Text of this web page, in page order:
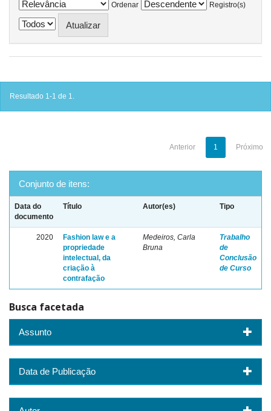
Ordenar
Registro(s)
Resultado 1-1 de 1.
Anterior 1 Próximo
Conjunto de itens:
Data do
documento
Título Autor(es) Tipo
2020
Fashion law e a
propriedade
intelectual, da
criação à
contrafação
Medeiros, Carla
Bruna
Trabalho
de
Conclusão
de Curso
Busca facetada
Assunto
Data de Publicação